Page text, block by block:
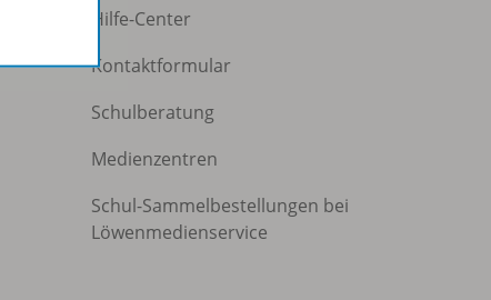
Hilfe-Center
Kontaktformular
Schulberatung
Medienzentren
Schul-Sammelbestellungen bei
Löwenmedienservice